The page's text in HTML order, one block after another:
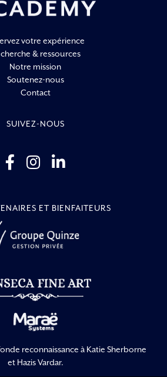
votre expérience
& ressources
Notre mission
Soutenez-nous
Contact
SUIVEZ-NOUS
ET BIENFAITEURS
reconnaissance à Katie Sherborne
et Hazis Vardar.